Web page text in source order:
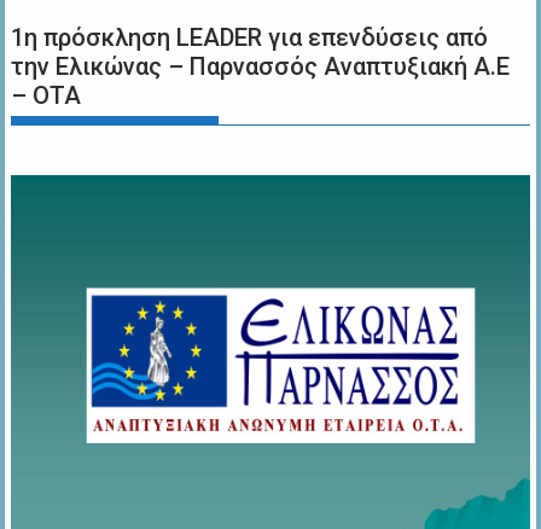
1η πρόσκληση LEADER για επενδύσεις από
την Ελικώνας – Παρνασσός Αναπτυξιακή Α.Ε
– ΟΤΑ